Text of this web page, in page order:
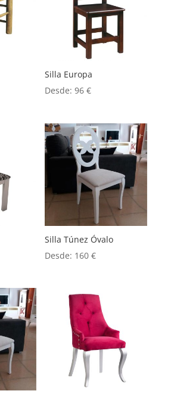
Silla Europa
Desde:96€
Silla Túnez Óvalo
Desde: 160€